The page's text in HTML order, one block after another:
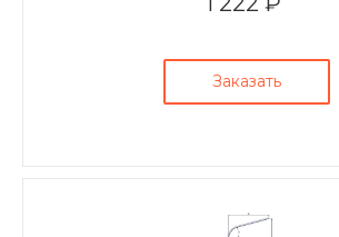
Заказать